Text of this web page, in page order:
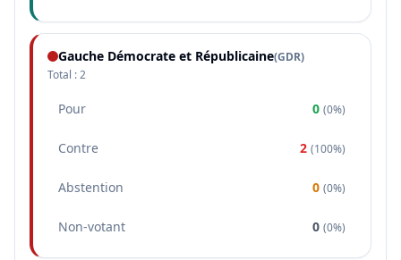
Gauche Démocrate et Républicaine(GDR)
Total :2
Pour 0 (0%)
Contre 2 (100%)
Abstention 0 (0%)
Non-votant 0 (0%)